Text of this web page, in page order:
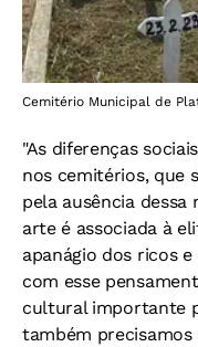
Cemitério Municipal de
"As diferenças
nos cemitérios, que
pela ausência
arte é associada à
apanágio dos ricos
com esse
cultural importante
também